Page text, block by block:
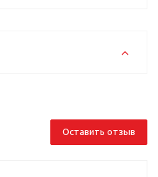
Оставить отзыв